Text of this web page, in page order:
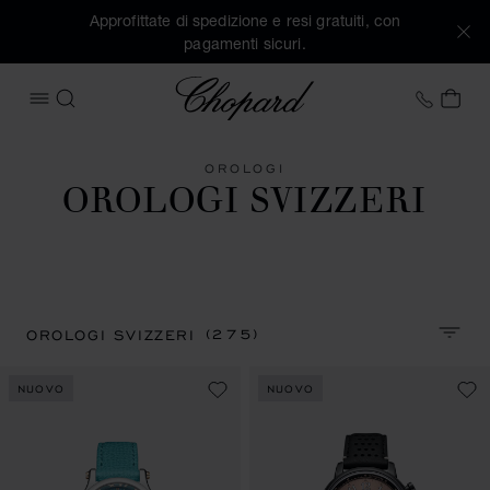
Approfittate di spedizione e resi gratuiti, con
pagamenti sicuri.
APRIRE IL MENU
CERCA
Chopard +39
IL
OROLOGI
OROLOGI SVIZZERI
OROLOGI SVIZZERI(275)
NUOVO NUOVO